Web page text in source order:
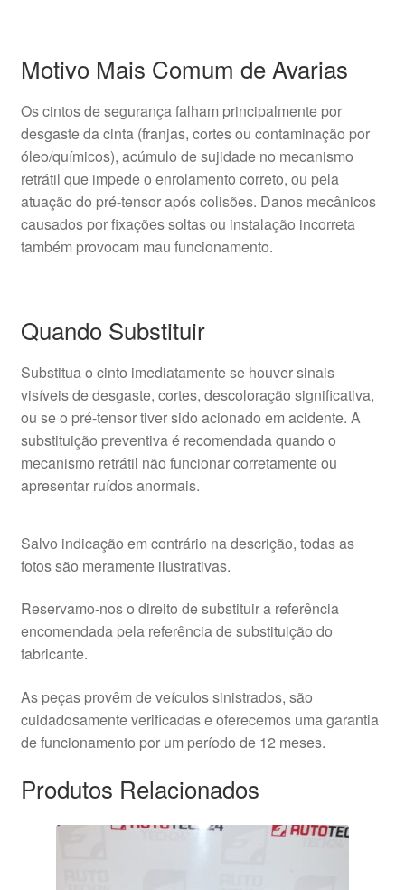
Motivo Mais Comum de Avarias
Os cintos de segurança falham principalmente por
desgaste da cinta (franjas, cortes ou contaminação por
óleo/químicos), acúmulo de sujidade no mecanismo
retrátil que impede o enrolamento correto, ou pela
atuação do pré-tensor após colisões. Danos mecânicos
causados por fixações soltas ou instalação incorreta
também provocam mau funcionamento.
Quando Substituir
Substitua o cinto imediatamente se houver sinais
visíveis de desgaste, cortes, descoloração significativa,
ou se o pré-tensor tiver sido acionado em acidente. A
substituição preventiva é recomendada quando o
mecanismo retrátil não funcionar corretamente ou
apresentar ruídos anormais.
Salvo indicação em contrário na descrição, todas as
fotos são meramente ilustrativas.
Reservamo-nos o direito de substituir a referência
encomendada pela referência de substituição do
fabricante.
As peças provêm de veículos sinistrados, são
cuidadosamente verificadas e oferecemos uma garantia
de funcionamento por um período de 12 meses.
Produtos Relacionados